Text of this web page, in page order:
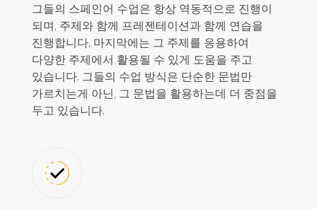
그들의 스페인어 수업은 항상 역동적으로 진행이
되며, 주제와 함께 프레젠테이션과 함께 연습을
진행합니다. 마지막에는 그 주제를 응용하여
다양한 주제에서 활용될 수 있게 도움을 주고
있습니다. 그들의 수업 방식은 단순한 문법만
가르치는게 아닌, 그 문법을 활용하는데 더 중점을
두고 있습니다.